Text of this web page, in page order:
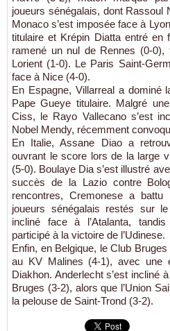
joueurs sénégalais, dont Rassoul
Monaco s’est imposée face à
titulaire et Krépin Diatta entré
ramené un nul de Rennes (0-0),
Lorient (1-0). Le Paris Saint-
face à Nice (4-0).
En Espagne, Villarreal a dominé
Pape Gueye titulaire. Malgré
Ciss, le Rayo Vallecano s’est
Nobel Mendy, récemment
En Italie, Assane Diao a
ouvrant le score lors de la large
(5-0). Boulaye Dia s’est illustré
succès de la Lazio contre
rencontres, Cremonese a
joueurs sénégalais restés sur
incliné face à l’Atalanta,
participé à la victoire de l’Udinese.
Enfin, en Belgique, le Club
au KV Malines (4-1), avec une
Diakhon. Anderlecht s’est incliné
Bruges (3-2), alors que l’Union
la pelouse de Saint-Trond (3-2).